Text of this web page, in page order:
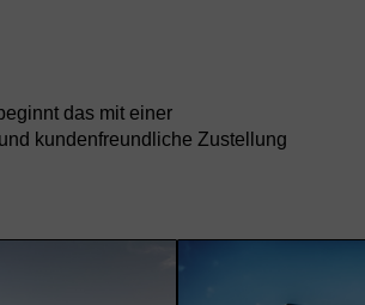
das mit einer
kundenfreundliche Zustellung